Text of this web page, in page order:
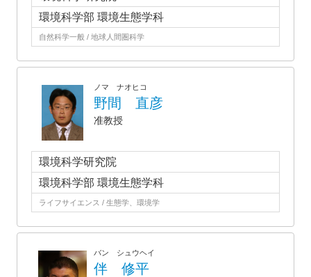
環境科学部 環境生態学科
自然科学一般 / 地球人間圏科学
ノマ ナオヒコ
野間 直彦
准教授
環境科学研究院
環境科学部 環境生態学科
ライフサイエンス / 生態学、環境学
バン シュウヘイ
伴 修平